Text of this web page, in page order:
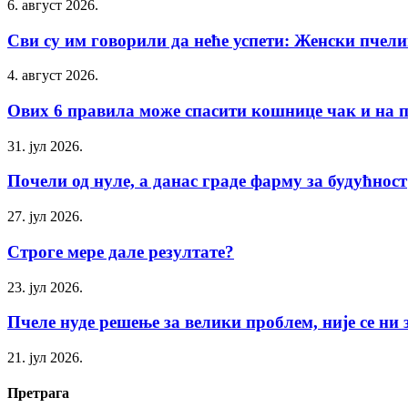
6. август 2026.
Сви су им говорили да неће успети: Женски
4. август 2026.
Ових 6 правила може спасити кошнице чак и на
31. јул 2026.
Почели од нуле, а данас граде фарму за будућност
27. јул 2026.
Строге мере дале резултате?
23. јул 2026.
Пчеле нуде решење за велики проблем, није се ни
21. јул 2026.
Претрага